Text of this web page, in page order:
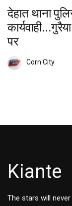
देहात थाना
पर
Corn City
Kiante
The stars will